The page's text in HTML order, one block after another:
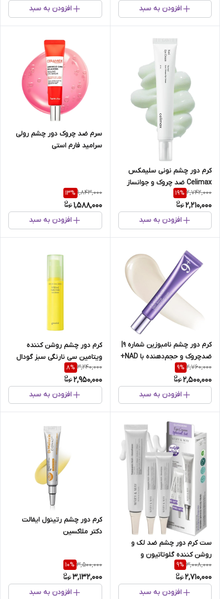
افزودن به سبد افزودن به سبد
کرم دور چشم نونی سلیمکس
Celimax ضد چروک و جوانساز
2,742,000
19%
2,210,000
افزودن به سبد
سرم ضد چروک دور چشم رولی
سرامید فارم استی
1,843,000
13%
1,588,000
افزودن به سبد
کرم دور چشم نامبوزین شماره ۹|
ضدچروک و حجم‌دهنده با NAD+
و رتینول
2,760,000
9%
2,500,000
افزودن به سبد
کرم دور چشم روشن کننده
ویتامین سی نارنگی سبز گودال
3,240,000
8%
2,950,000
افزودن به سبد
ست کرم دور چشم ضد لک و
روشن کننده گلوتاتیون و
ترانگزامیک اسید مری اند می
3,008,000
9%
2,710,000
افزودن به سبد
کرم دور چشم رتینول ایفالت
دکتر ملاکسین
3,500,000
10%
3,132,000
افزودن به سبد